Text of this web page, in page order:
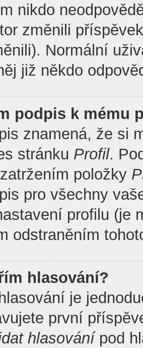
nikdo
změnili
Normální
již někdo
podpis k mému
znamená, že si
stránku Profil.
položky
pro všechny
profilu (je
odstraněním
hlasování?
je
první
hlasovánípod